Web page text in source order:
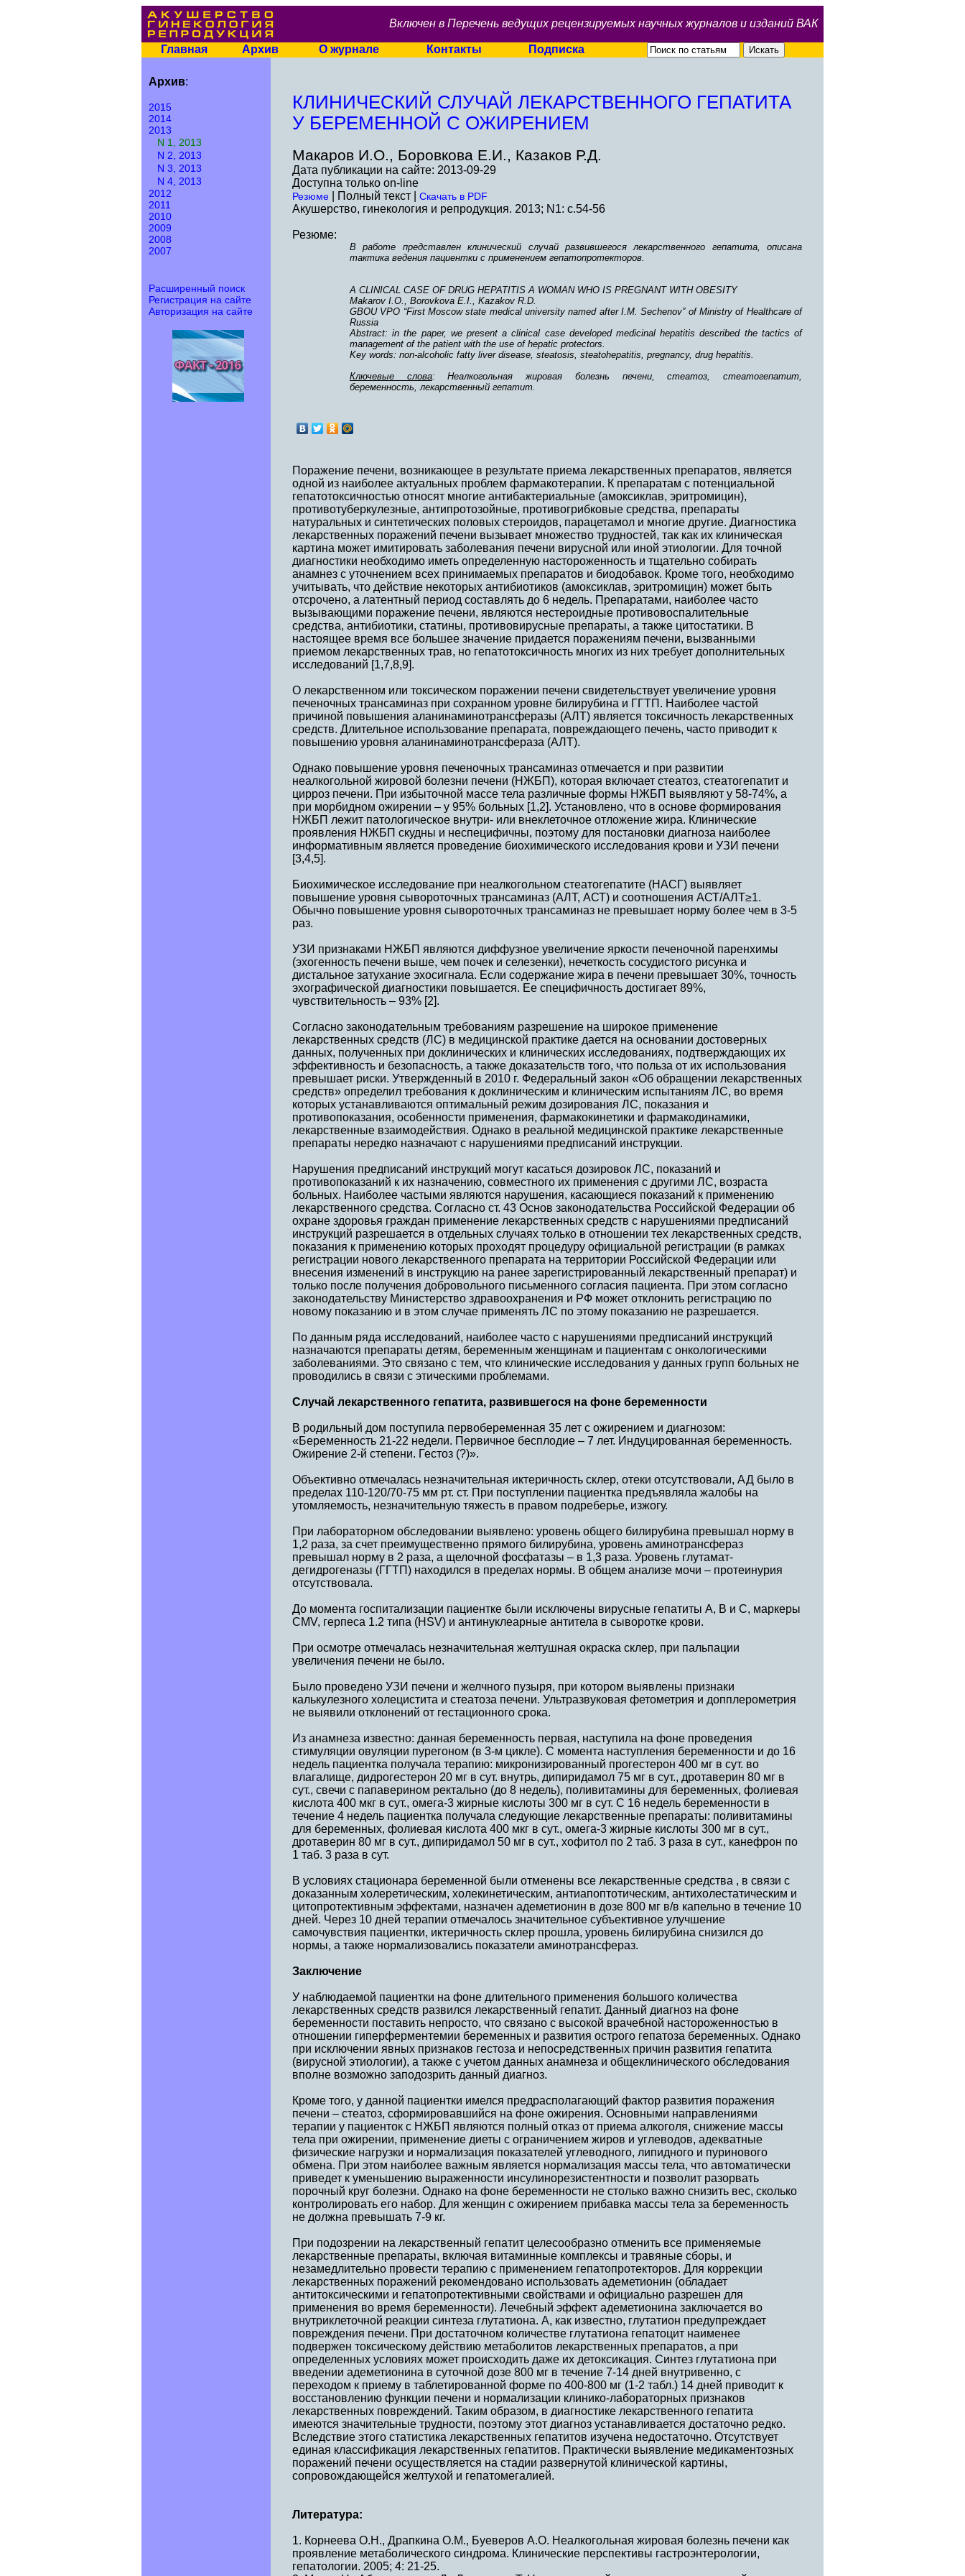
Включен в Перечень ведущих рецензируемых научных журналов и изданий ВАК
Главная Архив О журнале Контакты Подписка
Архив:
2015
2014
2013
N 1, 2013
N 2, 2013
N 3, 2013
N 4, 2013
2012
2011
2010
2009
2008
2007
Расширенный поиск
Регистрация на сайте
Авторизация на сайте
КЛИНИЧЕСКИЙ СЛУЧАЙ ЛЕКАРСТВЕННОГО ГЕПАТИТА
У БЕРЕМЕННОЙ С ОЖИРЕНИЕМ
Макаров И.О., Боровкова Е.И., Казаков Р.Д.
Дата публикации на сайте: 2013-09-29
Доступна только on-line
Резюме | Полный текст | Скачать в PDF
Акушерство, гинекология и репродукция. 2013; N1: c.54-56
Резюме:
В работе представлен клинический случай развившегося лекарственного гепатита, описана
тактика ведения пациентки с применением гепатопротекторов.
A CLINICAL CASE OF DRUG HEPATITIS A WOMAN WHO IS PREGNANT WITH OBESITY
Makarov I.O., Borovkova E.I., Kazakov R.D.
GBOU VPO “First Moscow state medical university named after I.M. Sechenov” of Ministry of Healthcare of
Russia
Abstract: in the paper, we present a clinical case developed medicinal hepatitis described the tactics of
management of the patient with the use of hepatic protectors.
Key words: non-alcoholic fatty liver disease, steatosis, steatohepatitis, pregnancy, drug hepatitis.
Ключевые слова: Неалкогольная жировая болезнь печени, стеатоз, стеатогепатит,
беременность, лекарственный гепатит.
Поражение печени, возникающее в результате приема лекарственных препаратов, является
одной из наиболее актуальных проблем фармакотерапии. К препаратам с потенциальной
гепатотоксичностью относят многие антибактериальные (амоксиклав, эритромицин),
противотуберкулезные, антипротозойные, противогрибковые средства, препараты
натуральных и синтетических половых стероидов, парацетамол и многие другие. Диагностика
лекарственных поражений печени вызывает множество трудностей, так как их клиническая
картина может имитировать заболевания печени вирусной или иной этиологии. Для точной
диагностики необходимо иметь определенную настороженность и тщательно собирать
анамнез с уточнением всех принимаемых препаратов и биодобавок. Кроме того, необходимо
учитывать, что действие некоторых антибиотиков (амоксиклав, эритромицин) может быть
отсрочено, а латентный период составлять до 6 недель. Препаратами, наиболее часто
вызывающими поражение печени, являются нестероидные противовоспалительные
средства, антибиотики, статины, противовирусные препараты, а также цитостатики. В
настоящее время все большее значение придается поражениям печени, вызванными
приемом лекарственных трав, но гепатотоксичность многих из них требует дополнительных
исследований [1,7,8,9].
О лекарственном или токсическом поражении печени свидетельствует увеличение уровня
печеночных трансаминаз при сохранном уровне билирубина и ГГТП. Наиболее частой
причиной повышения аланинаминотрансферазы (АЛТ) является токсичность лекарственных
средств. Длительное использование препарата, повреждающего печень, часто приводит к
повышению уровня аланинаминотрансфераза (АЛТ).
Однако повышение уровня печеночных трансаминаз отмечается и при развитии
неалкогольной жировой болезни печени (НЖБП), которая включает стеатоз, стеатогепатит и
цирроз печени. При избыточной массе тела различные формы НЖБП выявляют у 58-74%, а
при морбидном ожирении – у 95% больных [1,2]. Установлено, что в основе формирования
НЖБП лежит патологическое внутри- или внеклеточное отложение жира. Клинические
проявления НЖБП скудны и неспецифичны, поэтому для постановки диагноза наиболее
информативным является проведение биохимического исследования крови и УЗИ печени
[3,4,5].
Биохимическое исследование при неалкогольном стеатогепатите (НАСГ) выявляет
повышение уровня сывороточных трансаминаз (АЛТ, АСТ) и соотношения АСТ/АЛТ≥1.
Обычно повышение уровня сывороточных трансаминаз не превышает норму более чем в 3-5
раз.
УЗИ признаками НЖБП являются диффузное увеличение яркости печеночной паренхимы
(эхогенность печени выше, чем почек и селезенки), нечеткость сосудистого рисунка и
дистальное затухание эхосигнала. Если содержание жира в печени превышает 30%, точность
эхографической диагностики повышается. Ее специфичность достигает 89%,
чувствительность – 93% [2].
Согласно законодательным требованиям разрешение на широкое применение
лекарственных средств (ЛС) в медицинской практике дается на основании достоверных
данных, полученных при доклинических и клинических исследованиях, подтверждающих их
эффективность и безопасность, а также доказательств того, что польза от их использования
превышает риски. Утвержденный в 2010 г. Федеральный закон «Об обращении лекарственных
средств» определил требования к доклиническим и клиническим испытаниям ЛС, во время
которых устанавливаются оптимальный режим дозирования ЛС, показания и
противопоказания, особенности применения, фармакокинетики и фармакодинамики,
лекарственные взаимодействия. Однако в реальной медицинской практике лекарственные
препараты нередко назначают с нарушениями предписаний инструкции.
Нарушения предписаний инструкций могут касаться дозировок ЛС, показаний и
противопоказаний к их назначению, совместного их применения с другими ЛС, возраста
больных. Наиболее частыми являются нарушения, касающиеся показаний к применению
лекарственного средства. Согласно ст. 43 Основ законодательства Российской Федерации об
охране здоровья граждан применение лекарственных средств с нарушениями предписаний
инструкций разрешается в отдельных случаях только в отношении тех лекарственных средств,
показания к применению которых проходят процедуру официальной регистрации (в рамках
регистрации нового лекарственного препарата на территории Российской Федерации или
внесения изменений в инструкцию на ранее зарегистрированный лекарственный препарат) и
только после получения добровольного письменного согласия пациента. При этом согласно
законодательству Министерство здравоохранения и РФ может отклонить регистрацию по
новому показанию и в этом случае применять ЛС по этому показанию не разрешается.
По данным ряда исследований, наиболее часто с нарушениями предписаний инструкций
назначаются препараты детям, беременным женщинам и пациентам с онкологическими
заболеваниями. Это связано с тем, что клинические исследования у данных групп больных не
проводились в связи с этическими проблемами.
Случай лекарственного гепатита, развившегося на фоне беременности
В родильный дом поступила первобеременная 35 лет с ожирением и диагнозом:
«Беременность 21-22 недели. Первичное бесплодие – 7 лет. Индуцированная беременность.
Ожирение 2-й степени. Гестоз (?)».
Объективно отмечалась незначительная иктеричность склер, отеки отсутствовали, АД было в
пределах 110-120/70-75 мм рт. ст. При поступлении пациентка предъявляла жалобы на
утомляемость, незначительную тяжесть в правом подреберье, изжогу.
При лабораторном обследовании выявлено: уровень общего билирубина превышал норму в
1,2 раза, за счет преимущественно прямого билирубина, уровень аминотрансфераз
превышал норму в 2 раза, а щелочной фосфатазы – в 1,3 раза. Уровень глутамат-
дегидрогеназы (ГГТП) находился в пределах нормы. В общем анализе мочи – протеинурия
отсутствовала.
До момента госпитализации пациентке были исключены вирусные гепатиты А, В и С, маркеры
СMV, герпеса 1.2 типа (HSV) и антинуклеарные антитела в сыворотке крови.
При осмотре отмечалась незначительная желтушная окраска склер, при пальпации
увеличения печени не было.
Было проведено УЗИ печени и желчного пузыря, при котором выявлены признаки
калькулезного холецистита и стеатоза печени. Ультразвуковая фетометрия и допплерометрия
не выявили отклонений от гестационного срока.
Из анамнеза известно: данная беременность первая, наступила на фоне проведения
стимуляции овуляции пурегоном (в 3-м цикле). С момента наступления беременности и до 16
недель пациентка получала терапию: микронизированный прогестерон 400 мг в сут. во
влагалище, дидрогестерон 20 мг в сут. внутрь, дипиридамол 75 мг в сут., дротаверин 80 мг в
сут., свечи с папаверином ректально (до 8 недель), поливитамины для беременных, фолиевая
кислота 400 мкг в сут., омега-3 жирные кислоты 300 мг в сут. С 16 недель беременности в
течение 4 недель пациентка получала следующие лекарственные препараты: поливитамины
для беременных, фолиевая кислота 400 мкг в сут., омега-3 жирные кислоты 300 мг в сут.,
дротаверин 80 мг в сут., дипиридамол 50 мг в сут., хофитол по 2 таб. 3 раза в сут., канефрон по
1 таб. 3 раза в сут.
В условиях стационара беременной были отменены все лекарственные средства , в связи с
доказанным холеретическим, холекинетическим, антиапоптотическим, антихолестатическим и
цитопротективным эффектами, назначен адеметионин в дозе 800 мг в/в капельно в течение 10
дней. Через 10 дней терапии отмечалось значительное субъективное улучшение
самочувствия пациентки, иктеричность склер прошла, уровень билирубина снизился до
нормы, а также нормализовались показатели аминотрансфераз.
Заключение
У наблюдаемой пациентки на фоне длительного применения большого количества
лекарственных средств развился лекарственный гепатит. Данный диагноз на фоне
беременности поставить непросто, что связано с высокой врачебной настороженностью в
отношении гиперферментемии беременных и развития острого гепатоза беременных. Однако
при исключении явных признаков гестоза и непосредственных причин развития гепатита
(вирусной этиологии), а также с учетом данных анамнеза и общеклинического обследования
вполне возможно заподозрить данный диагноз.
Кроме того, у данной пациентки имелся предрасполагающий фактор развития поражения
печени – стеатоз, сформировавшийся на фоне ожирения. Основными направлениями
терапии у пациенток с НЖБП являются полный отказ от приема алкоголя, снижение массы
тела при ожирении, применение диеты с ограничением жиров и углеводов, адекватные
физические нагрузки и нормализация показателей углеводного, липидного и пуринового
обмена. При этом наиболее важным является нормализация массы тела, что автоматически
приведет к уменьшению выраженности инсулинорезистентности и позволит разорвать
порочный круг болезни. Однако на фоне беременности не столько важно снизить вес, сколько
контролировать его набор. Для женщин с ожирением прибавка массы тела за беременность
не должна превышать 7-9 кг.
При подозрении на лекарственный гепатит целесообразно отменить все применяемые
лекарственные препараты, включая витаминные комплексы и травяные сборы, и
незамедлительно провести терапию с применением гепатопротекторов. Для коррекции
лекарственных поражений рекомендовано использовать адеметионин (обладает
антитоксическими и гепатопротективными свойствами и официально разрешен для
применения во время беременности). Лечебный эффект адеметионина заключается во
внутриклеточной реакции синтеза глутатиона. А, как известно, глутатион предупреждает
повреждения печени. При достаточном количестве глутатиона гепатоцит наименее
подвержен токсическому действию метаболитов лекарственных препаратов, а при
определенных условиях может происходить даже их детоксикация. Синтез глутатиона при
введении адеметионина в суточной дозе 800 мг в течение 7-14 дней внутривенно, с
переходом к приему в таблетированной форме по 400-800 мг (1-2 табл.) 14 дней приводит к
восстановлению функции печени и нормализации клинико-лабораторных признаков
лекарственных повреждений. Таким образом, в диагностике лекарственного гепатита
имеются значительные трудности, поэтому этот диагноз устанавливается достаточно редко.
Вследствие этого статистика лекарственных гепатитов изучена недостаточно. Отсутствует
единая классификация лекарственных гепатитов. Практически выявление медикаментозных
поражений печени осуществляется на стадии развернутой клинической картины,
сопровождающейся желтухой и гепатомегалией.
Литература:
1. Корнеева О.Н., Драпкина О.М., Буеверов А.О. Неалкогольная жировая болезнь печени как
проявление метаболического синдрома. Клинические перспективы гастроэнтерологии,
гепатологии. 2005; 4: 21-25.